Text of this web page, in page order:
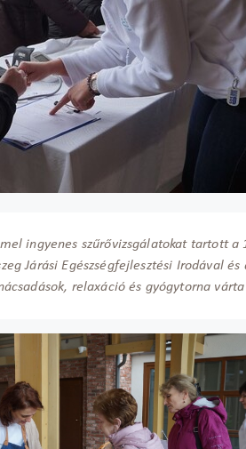
ingyenes szűrővizsgálatokat tartott a
Járási Egészségfejlesztési Irodával
relaxáció és gyógytorna